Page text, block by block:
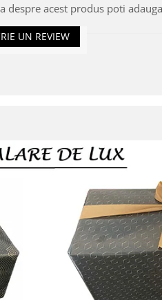
despre acest produs poti
UN REVIEW